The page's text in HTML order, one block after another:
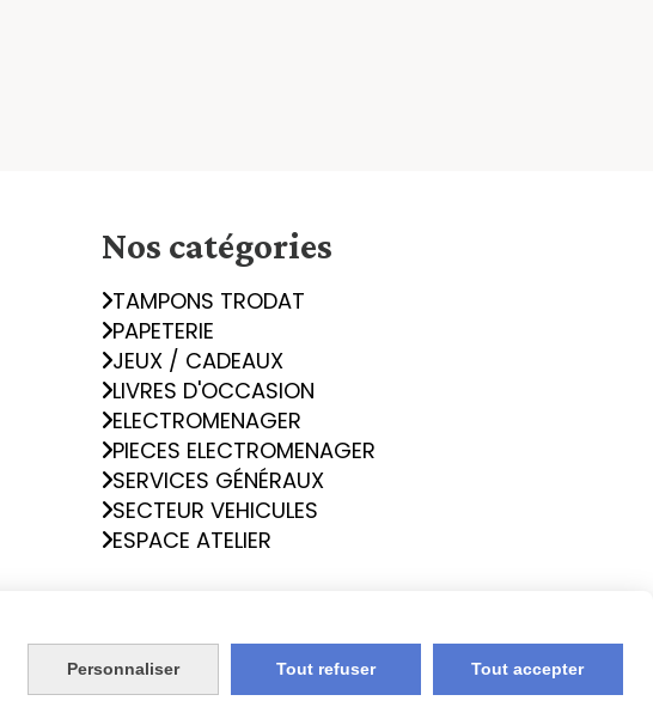
Nos catégories
TAMPONS TRODAT
PAPETERIE
JEUX / CADEAUX
LIVRES D'OCCASION
ELECTROMENAGER
PIECES ELECTROMENAGER
SERVICES GÉNÉRAUX
SECTEUR VEHICULES
ESPACE ATELIER
Gestion cookies Mon Compte Créer un site internet
Personnaliser Tout refuser Tout accepter